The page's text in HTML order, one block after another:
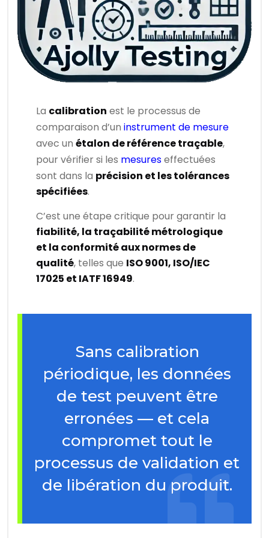
La calibration est le processus de
comparaison d’uninstrument de mesure
avec unétalon de référence traçable,
pour vérifier si les mesureseffectuées
sont dans la précision et les tolérances
spécifiées.
C’est une étape critique pour garantir la
fiabilité, la traçabilité métrologique
et la conformité aux normes de
qualité, telles que ISO 9001, ISO/IEC
17025 et IATF 16949.
Sans calibration
périodique, les données
de test peuvent être
erronées — et cela
compromet tout le
processus de validation et
de libération du produit.